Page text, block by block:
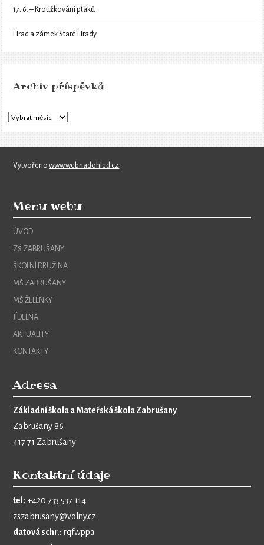
17. 6. – Kroužkování ptáků
Hrad a zámek Staré Hrady
Archiv příspěvků
Vytvořenowww.webnadohled.cz
Menu webu
ÚVOD
ZŠ ZABRUŠANY
ŠKOLNÍ DRUŽINA
MŠ ZABRUŠANY
MŠ ŽELÉNKY
JÍDELNA
AKTUALITY
KONTAKTY
Adresa
Základní škola a Mateřská škola Zabrušany
Zabrušany 86
417 71 Zabrušany
Kontaktní údaje
tel: +420 733 537 114
zszabrusany@volny.cz
datová schr.: rqfwppa